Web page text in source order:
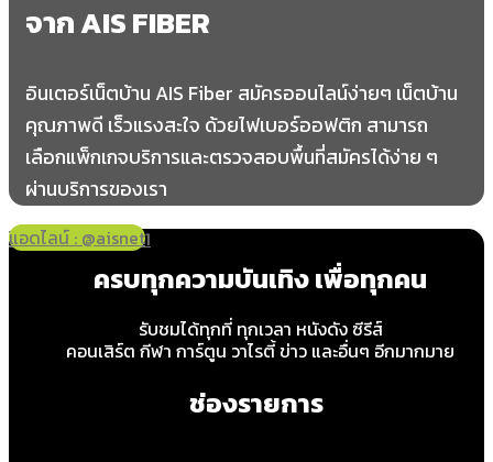
จาก AIS FIBER
อินเตอร์เน็ตบ้าน AIS Fiber สมัครออนไลน์ง่ายๆ เน็ตบ้าน
คุณภาพดี เร็วแรงสะใจ ด้วยไฟเบอร์ออฟติก สามารถ
เลือกแพ็กเกจบริการและตรวจสอบพื้นที่สมัครได้ง่าย ๆ
ผ่านบริการของเรา
โทร 065-349-8191
แอดไลน์ : @aisnet
ครบทุกความบันเทิง เพื่อทุกคน
รับชมได้ทุกที่ ทุกเวลา หนังดัง ซีรีส์
คอนเสิร์ต กีฬา การ์ตูน วาไรตี้ ข่าว และอื่นๆ อีกมากมาย
ช่องรายการ